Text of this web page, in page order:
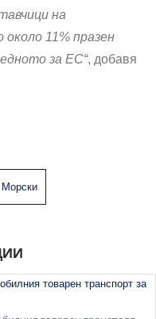
на
11% празен
за ЕС“, добавя
Морски